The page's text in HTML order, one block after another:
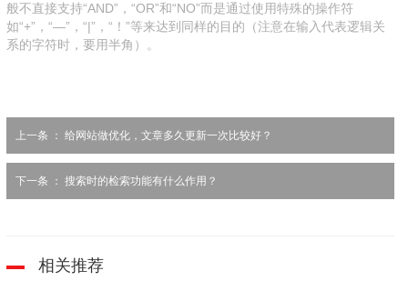
般不直接支持“AND”，“OR”和“NO”而是通过使用特殊的操作符
如“+”，“—”，“|”，“！”等来达到同样的目的（注意在输入代表逻辑关
系的字符时，要用半角）。
上一条 ： 给网站做优化，文章多久更新一次比较好？
下一条 ： 搜索时的检索功能有什么作用？
相关推荐